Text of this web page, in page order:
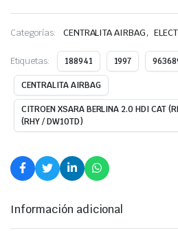
Categorías: CENTRALITA AIRBAG,
Etiquetas: 188941 1997
CENTRALITA AIRBAG
CITROEN XSARA BERLINA 2.0 HDI CAT
(RHY / DW10TD)
Información adicional